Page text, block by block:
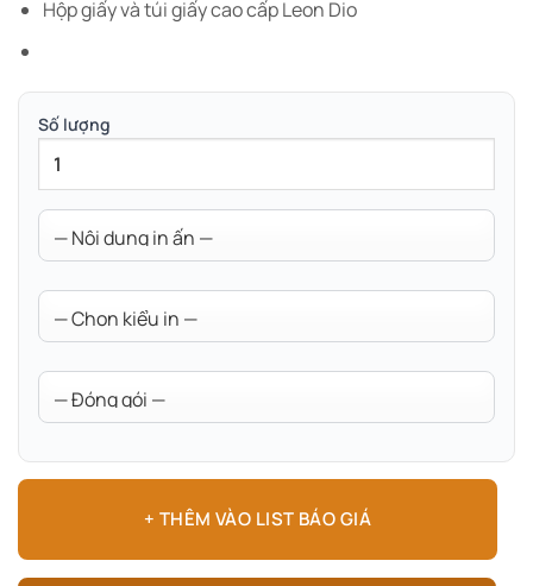
Hộp giấy và túi giấy cao cấp Leon Dio
Số lượng
+ THÊM VÀO LIST BÁO GIÁ